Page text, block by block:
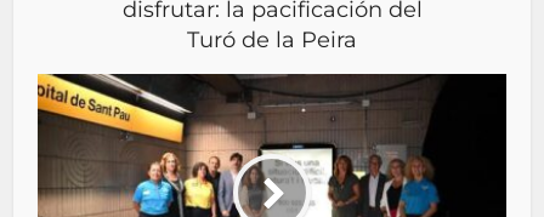
disfrutar: la pacificación del
Turó de la Peira